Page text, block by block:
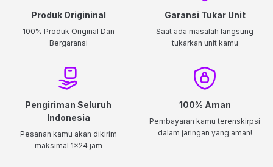
Produk Origininal
100% Produk Original Dan
Bergaransi
Garansi Tukar Unit
Saat ada masalah langsung
tukarkan unit kamu
Pengiriman Seluruh
Indonesia
Pesanan kamu akan dikirim
maksimal 1x24 jam
100% Aman
Pembayaran kamu terenskirpsi
dalam jaringan yang aman!